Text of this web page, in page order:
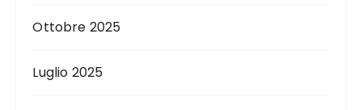
Ottobre 2025
Luglio 2025